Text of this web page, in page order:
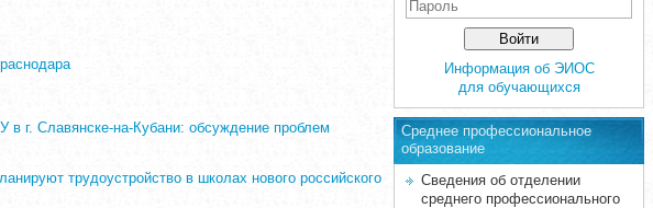
г. Славянске-на-Кубани: обсуждение проблем
трудоустройство в школах нового российского
Информация об ЭИОС
для обучающихся
Среднее професcиональное
образование
Сведения об отделении
среднего профессионального